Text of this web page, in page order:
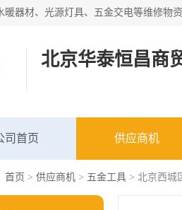
北京华泰恒昌商
司首页 供应商机
首页 > 供应商机 > 五金工具 > 北京西城